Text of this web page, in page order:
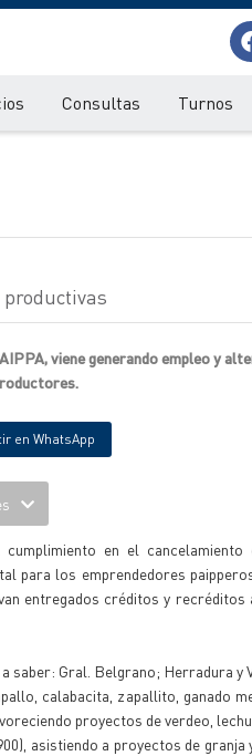
Consultas Turnos
viene generando empleo y
en WhatsApp
en el
para los emprendedores
entregados créditos y recréditos
Gral. Belgrano; Herradura y
calabacita, zapallito, ganado
proyectos de verdeo,
asistiendo a proyectos de